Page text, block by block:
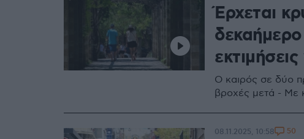
Έρχεται
Ο καιρός σε δύο
βροχές μετά - Με
08.11.2025, 10:58 50